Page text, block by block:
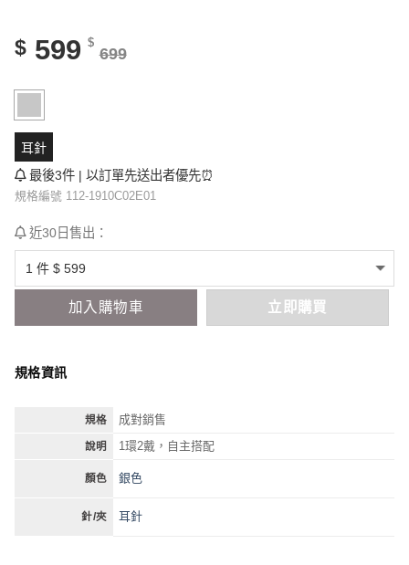
$ 599 $
699
耳針
最後3件 | 以訂單先送出者優先⏰
規格編號 112-1910C02E01
近30日售出：
加入購物車 立即購買
規格資訊
規格 成對銷售
說明 1環2戴，自主搭配
顏色 銀色
針/夾 耳針